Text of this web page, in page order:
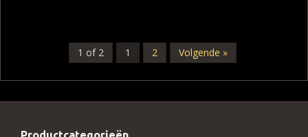
1 of 2 1 2 Volgende »